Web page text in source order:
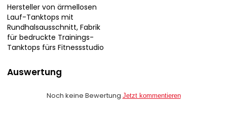
Hersteller von ärmellosen
Lauf-Tanktops mit
Rundhalsausschnitt, Fabrik
für bedruckte Trainings-
Tanktops fürs Fitnessstudio
Auswertung
Noch keine Bewertung Jetzt kommentieren